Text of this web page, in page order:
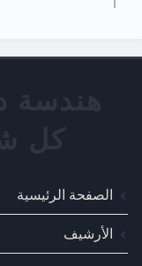
الصفحة الرئيسية
الأرشيف